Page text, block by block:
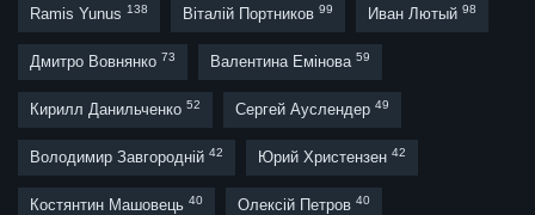
Ramis Yunus 138 Віталій Портников 99 Иван Лютый 98
Дмитро Вовнянко 73 Валентина Емінова 59
Кирилл Данильченко 52 Сергей Ауслендер 49
Володимир Завгородній 42 Юрий Христензен 42
Костянтин Машовець 40 Олексій Петров 40